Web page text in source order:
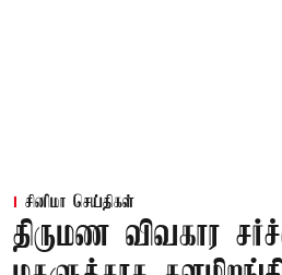
சினிமா செய்திகள்
திருமண விவகார